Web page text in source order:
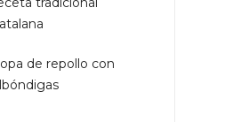
de repollo con